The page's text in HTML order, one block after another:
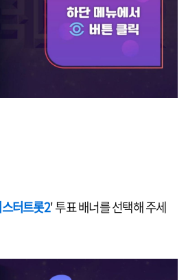
터트롯2' 투표 배너를 선택해 주세